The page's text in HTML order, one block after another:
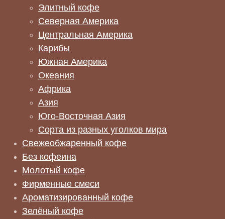
Элитный кофе
Северная Америка
Центральная Америка
Карибы
Южная Америка
Океания
Африка
Азия
Юго-Восточная Азия
Сорта из разных уголков мира
Свежеобжаренный кофе
Без кофеина
Молотый кофе
Фирменные смеси
Ароматизированный кофе
Зелёный кофе